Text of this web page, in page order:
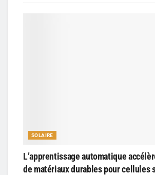
SOLAIRE
L’apprentissage automatique
de matériaux durables pour cellules